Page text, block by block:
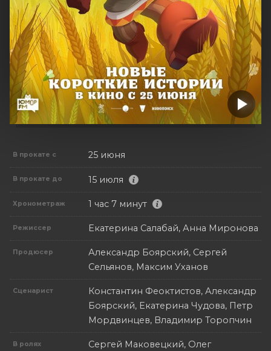
В прокате с 25 июня
В прокате до 15 июля
Хронометраж 1 час 7 минут
Режиссер Екатерина Салабай, Анна Миронова
Продюсер
Александр Боярский, Сергей
Сельянов, Максим Уханов
Сценарист
Константин Феоктистов, Александр
Боярский, Екатерина Чудова, Петр
Мордвинцев, Владимир Торопчин
В ролях
Сергей Маковецкий, Олег